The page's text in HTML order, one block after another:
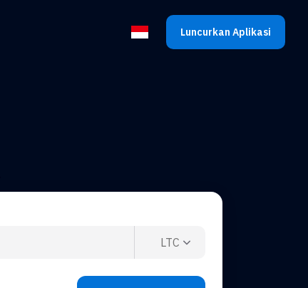
Pilih bahasaLuncurkan Aplikasi
LTC